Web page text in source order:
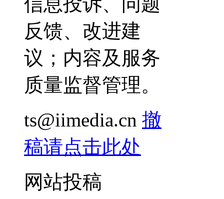
反馈、改进建
议；内容及服务
质量监督管理。
ts@iimedia.cn 撤
稿请点击此处
网站投稿